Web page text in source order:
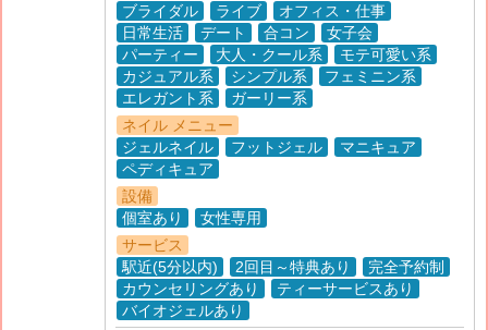
ブライダル
ライブ
オフィス・仕事
日常生活
デート 合コン
女子会
パーティー
大人・クール系
モテ可愛い系
カジュアル系
シンプル系
フェミニン系
エレガント系
ガーリー系
ネイル メニュー
ジェルネイル
フットジェル
マニキュア
ペディキュア
設備
個室あり
女性専用
サービス
駅近(5分以内)
2回目～特典あり
完全予約制
カウンセリングあり
ティーサービスあり
バイオジェルあり